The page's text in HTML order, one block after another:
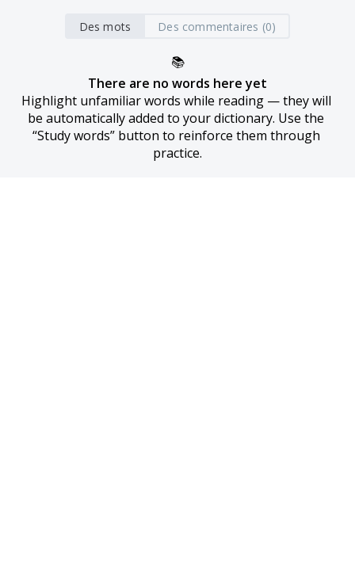
Des mots Des commentaires (0)
📚
There are no words here yet
Highlight unfamiliar words while reading — they will
be automatically added to your dictionary. Use the
“Study words” button to reinforce them through
practice.